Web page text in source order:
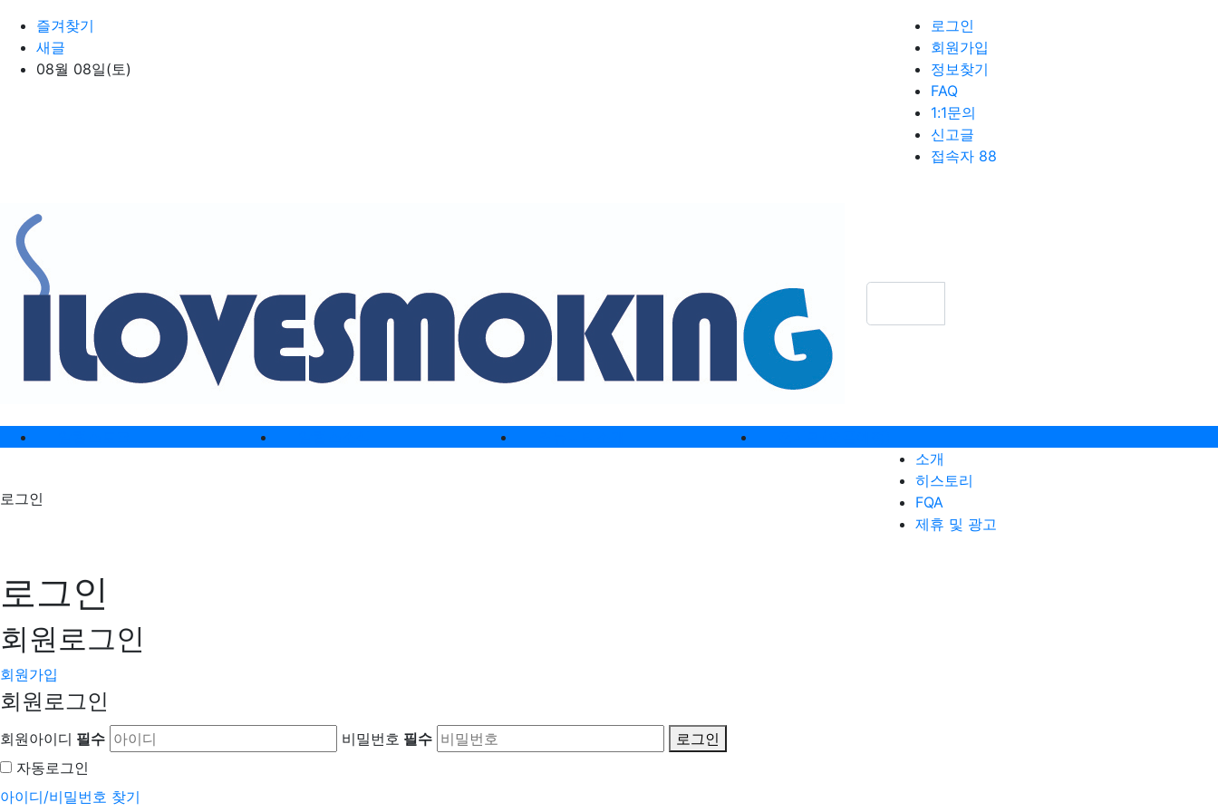
상단 네비
즐겨찾기
새글
08월 08일(토)
로그인
회원가입
정보찾기
FAQ
1:1문의
신고글
접속자 88
메인 메뉴
로그인
소개
히스토리
FQA
제휴 및 광고
로그인
회원로그인
회원가입
회원로그인
회원아이디 필수 비밀번호 필수
로그인
자동로그인
아이디/비밀번호 찾기